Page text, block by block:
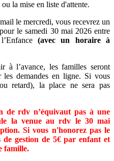
la mise en liste d'attente.
le mercredi, vous recevrez un
le samedi 30 mai 2026 entre
(avec un horaire à
à l’avance, les familles seront
les demandes en ligne. Si vous
retard), la place ne sera pas
rdv n’équivaut pas à une
la venue au rdv le 30 mai
Si vous n'honorez pas le
gestion de 5€ par enfant et
famille.